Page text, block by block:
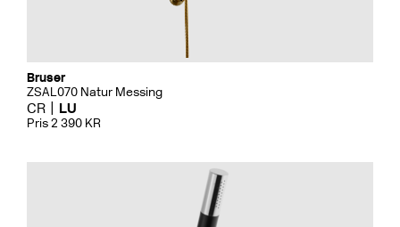
Bruser
ZSAL070 Natur Messing
CR LU
Pris 2 390 KR